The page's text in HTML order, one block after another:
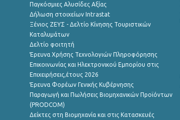
Παγκόσμιες Αλυσίδες Αξίας
Δήλωση στοιχείων Intrastat
Ξένιος ΖΕΥΣ - Δελτίο Κίνησης Τουριστικών
Καταλυμάτων
Δελτίο φοιτητή
Έρευνα Χρήσης Τεχνολογιών Πληροφόρησης
Επικοινωνίας και Ηλεκτρονικού Εμπορίου στις
Επιχειρήσεις,έτους 2026
Έρευνα Φορέων Γενικής Κυβέρνησης
Παραγωγή και Πωλήσεις Βιομηχανικών Προϊόντων
(PRODCOM)
Δείκτες στη Βιομηχανία και στις Κατασκευές